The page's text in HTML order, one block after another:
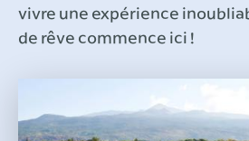
vivre une expérience
de rêve commence ici !